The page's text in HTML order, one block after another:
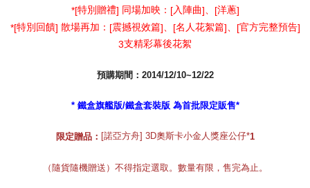
*[特別贈禮] 同場加映： [入陣曲] [洋蔥]
*[特別回饋] 散場再加： [震撼視效篇] [名人花絮篇] [官方完整預告]
3支精彩幕後花絮
預購期間：2014/12/10~12/22
* 鐵盒旗艦版/鐵盒套裝版 為首批限定販售*
限定贈品： [諾亞方舟] 3D奧斯卡小金人獎座公仔*1
（隨貨隨機贈送）不得指定選取。數量有限，售完為止。